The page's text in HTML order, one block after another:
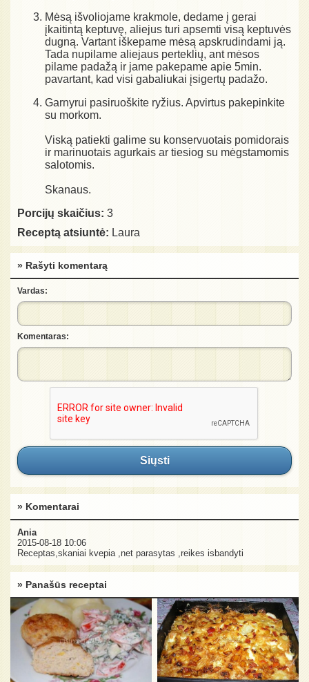
Mėsą išvoliojame krakmole, dedame į gerai
įkaitintą keptuvę, aliejus turi apsemti visą keptuvės
dugną. Vartant iškepame mėsą apskrudindami ją.
Tada nupilame aliejaus perteklių, ant mėsos
pilame padažą ir jame pakepame apie 5min.
pavartant, kad visi gabaliukai įsigertų padažo.
Garnyrui pasiruoškite ryžius. Apvirtus pakepinkite
su morkom.
Viską patiekti galime su konservuotais pomidorais
ir marinuotais agurkais ar tiesiog su mėgstamomis
salotomis.
Skanaus.
Porcijų skaičius: 3
Receptą atsiuntė: Laura
» Rašyti komentarą
Vardas:
Komentaras:
Siųsti
» Komentarai
Ania
2015-08-18 10:06
Receptas,skaniai kvepia ,net parasytas ,reikes isbandyti
» Panašūs receptai